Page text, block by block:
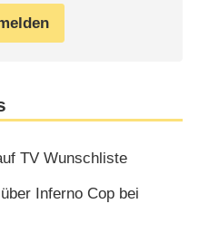
TV Wunschliste
Inferno Cop bei